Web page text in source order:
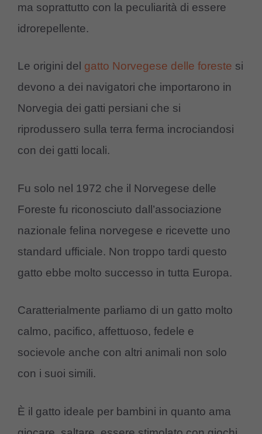
ma soprattutto con la peculiarità di essere
idrorepellente.
Le origini del gatto Norvegese delle foreste si
devono a dei navigatori che importarono in
Norvegia dei gatti persiani che si
riprodussero sulla terra ferma incrociandosi
con dei gatti locali.
Fu solo nel 1972 che il Norvegese delle
Foreste fu riconosciuto dall’associazione
nazionale felina norvegese e ricevette uno
standard ufficiale. Non troppo tardi questo
gatto ebbe molto successo in tutta Europa.
Caratterialmente parliamo di un gatto molto
calmo, pacifico, affettuoso, fedele e
socievole anche con altri animali non solo
con i suoi simili.
È il gatto ideale per bambini in quanto ama